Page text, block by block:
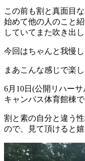
この前も割と真面目
始めて他の人のこと
していてまた吹き出
まあこんな感じで楽
6月10日(公開リハーサ
キャンパス体育館棟で
割と素の自分と違う
ので、見て頂けると嬉